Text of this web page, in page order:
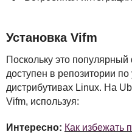
Установка Vifm
Поскольку это
доступен в репозитории
дистрибутивах Linux. На
Vifm, используя:
Интересно: Как избежать